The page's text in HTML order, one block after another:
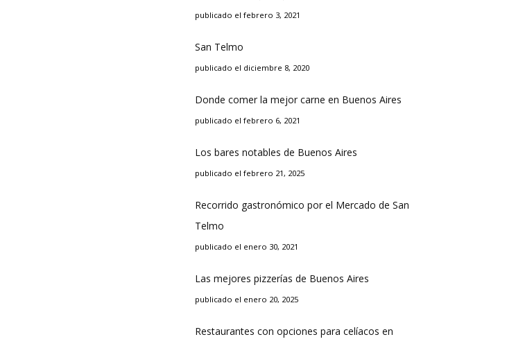
publicado el febrero 3, 2021
San Telmo
publicado el diciembre 8, 2020
Donde comer la mejor carne en Buenos Aires
publicado el febrero 6, 2021
Los bares notables de Buenos Aires
publicado el febrero 21, 2025
Recorrido gastronómico por el Mercado de San
Telmo
publicado el enero 30, 2021
Las mejores pizzerías de Buenos Aires
publicado el enero 20, 2025
Restaurantes con opciones para celíacos en